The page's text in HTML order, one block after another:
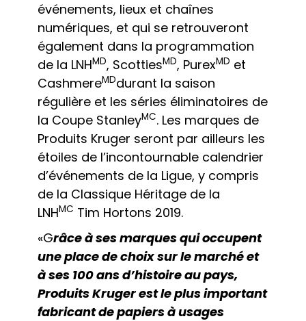
événements, lieux et chaînes
numériques, et qui se retrouveront
également dans la programmation
de la LNHMD, ScottiesMD, PurexMD et
CashmereMDdurant la saison
régulière et les séries éliminatoires de
la Coupe StanleyMC. Les marques de
Produits Kruger seront par ailleurs les
étoiles de l’incontournable calendrier
d’événements de la Ligue, y compris
de la Classique Héritage de la
LNHMC Tim Hortons 2019.
«Grâce à ses marques qui occupent
une place de choix sur le marché et
à ses 100 ans d’histoire au pays,
Produits Kruger est le plus important
fabricant de papiers à usages